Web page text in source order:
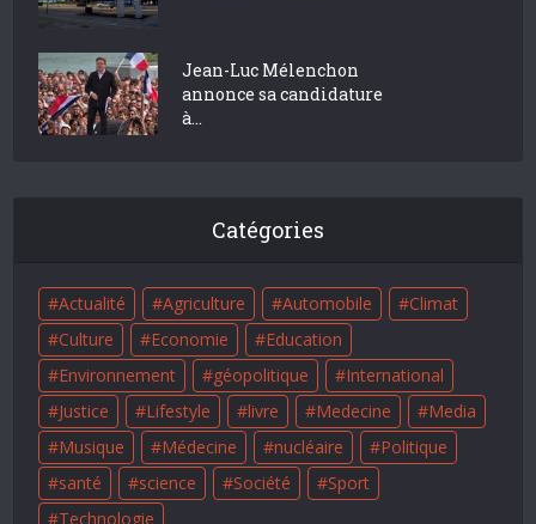
Jean-Luc Mélenchon
annonce sa candidature
à...
Catégories
Actualité Agriculture Automobile
Climat
Culture
Economie
Education
Environnement
géopolitique
International
Justice
Lifestyle livre Medecine
Media
Musique
Médecine nucléaire
Politique
santé
science Société
Sport
Technologie